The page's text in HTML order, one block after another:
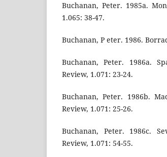
Buchanan, Peter. 1985a.
1.065: 38-47.
Buchanan, P eter. 1986.
Buchanan, Peter. 1986a.
Review, 1.071: 23-24.
Buchanan, Peter. 1986b.
Review, 1.071: 25-26.
Buchanan, Peter. 1986c.
Review, 1.071: 54-55.